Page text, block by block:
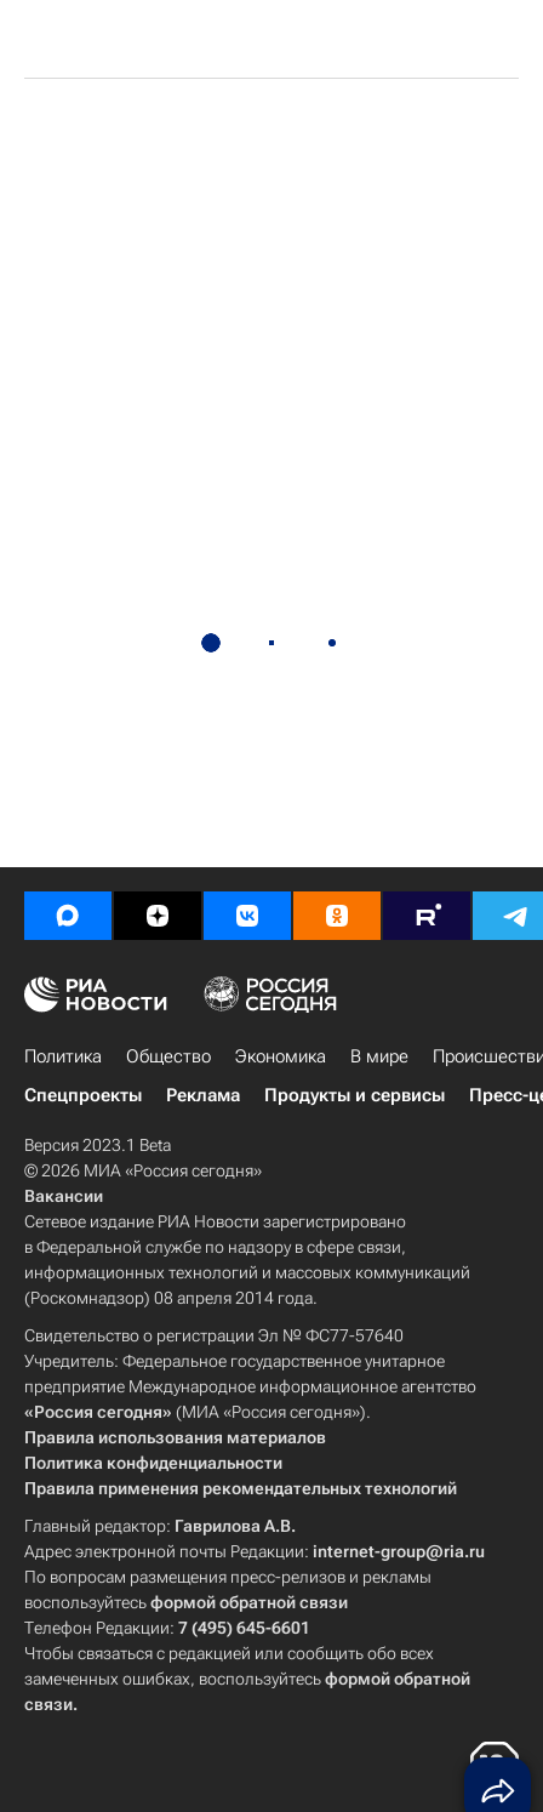
Политика Общество Экономика В мире
Спецпроекты
Реклама Продукты и сервисы Пресс-
Версия 2023.1 Beta
© 2026 МИА «Россия сегодня»
Вакансии
Сетевое издание РИА Новости зарегистрировано
в Федеральной службе по надзору в сфере связи,
информационных технологий и массовых коммуникаций
(Роскомнадзор) 08 апреля 2014 года.
Свидетельство о регистрации Эл № ФС77-57640
Учредитель: Федеральное государственное унитарное
предприятие Международное информационное агентство
«Россия сегодня» (МИА «Россия сегодня»).
Правила использования материалов
Политика конфиденциальности
Правила применения рекомендательных технологий
Главный редактор: Гаврилова А.В.
Адрес электронной почты Редакции: internet-group@ria.ru
По вопросам размещения пресс-релизов и рекламы
воспользуйтесьформой обратной связи
Телефон Редакции: 7 (495) 645-6601
Чтобы связаться с редакцией или сообщить обо всех
замеченных ошибках, воспользуйтесьформой обратной
связи.